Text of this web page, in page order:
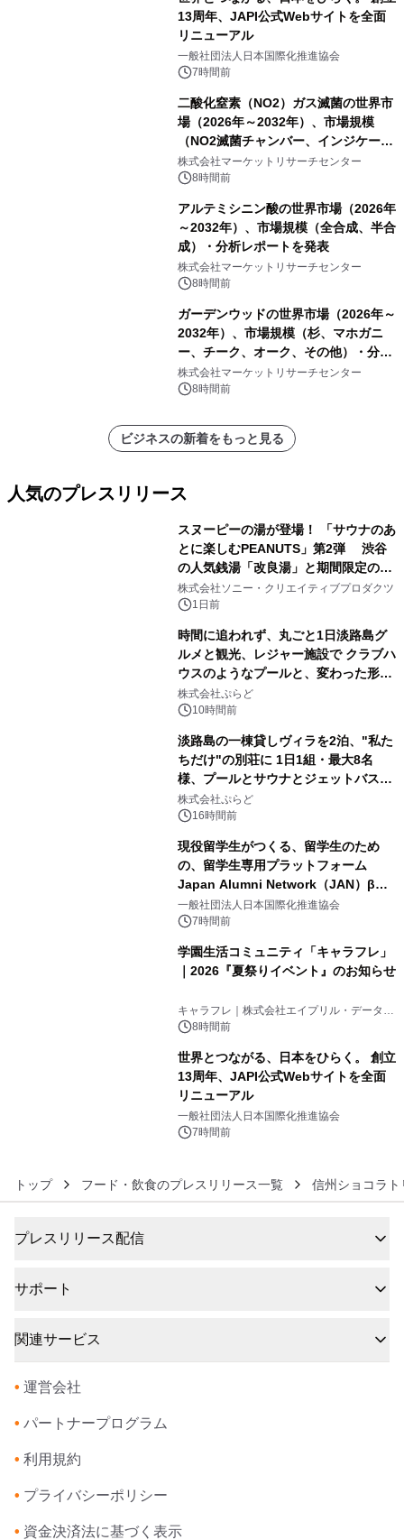
13周年、JAPI公式Webサイトを全面
リニューアル
一般社団法人日本国際化推進協会
7時間前
二酸化窒素（NO2）ガス滅菌の世界市
場（2026年～2032年）、市場規模
（NO2滅菌チャンバー、インジケータ
ーおよびモニタリングシステム、その
他）・分析レポートを発表
株式会社マーケットリサーチセンター
8時間前
アルテミシニン酸の世界市場（2026年
～2032年）、市場規模（全合成、半合
成）・分析レポートを発表
株式会社マーケットリサーチセンター
8時間前
ガーデンウッドの世界市場（2026年～
2032年）、市場規模（杉、マホガニ
ー、チーク、オーク、その他）・分析
レポートを発表
株式会社マーケットリサーチセンター
8時間前
ビジネスの新着をもっと見る
人気のプレスリリース
スヌーピーの湯が登場！ 「サウナのあ
とに楽しむPEANUTS」第2弾 渋谷
の人気銭湯「改良湯」と期間限定のコ
ラボレーション サウナイキタイコラ
ボグッズも発売決定！
株式会社ソニー・クリエイティブプロダクツ
1日前
時間に追われず、丸ごと1日淡路島グ
ルメと観光、レジャー施設で クラブハ
ウスのようなプールと、変わった形の
サウナも 「THE BOXY AWAJI」のお
得な素泊まり連泊プランで
株式会社ぷらど
10時間前
淡路島の一棟貸しヴィラを2泊、"私た
ちだけ"の別荘に 1日1組・最大8名
様、プールとサウナとジェットバス付
きで Villa Mon Temps AWAJIの連泊
素泊りプラン
株式会社ぷらど
16時間前
現役留学生がつくる、留学生のため
の、留学生専用プラットフォーム
Japan Alumni Network（JAN）β版
をリリース
一般社団法人日本国際化推進協会
7時間前
学園生活コミュニティ「キャラフレ」
｜2026『夏祭りイベント』のお知らせ
キャラフレ｜株式会社エイプリル・データ・
デザインズ
8時間前
世界とつながる、日本をひらく。 創立
13周年、JAPI公式Webサイトを全面
リニューアル
一般社団法人日本国際化推進協会
7時間前
トップ フード・飲食のプレスリリース一覧 信州ショコラト
プレスリリース配信
サポート
関連サービス
• 運営会社
• パートナープログラム
• 利用規約
• プライバシーポリシー
• 資金決済法に基づく表示